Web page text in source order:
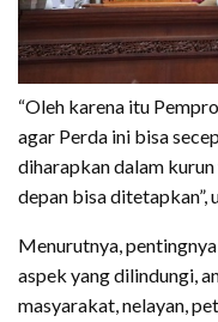
“Oleh karena itu
agar Perda ini bisa
diharapkan dalam
depan bisa ditetapkan”,
Menurutnya,
aspek yang dilindungi,
masyarakat, nelayan,